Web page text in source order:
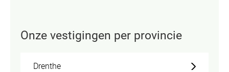
Onze vestigingen per provincie
Drenthe